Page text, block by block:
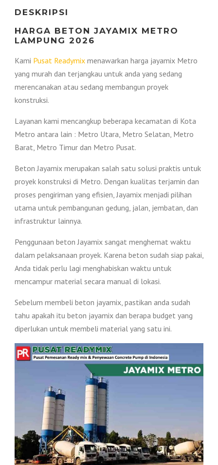
DESKRIPSI
HARGA BETON JAYAMIX METRO
LAMPUNG 2026
Kami Pusat Readymix menawarkan harga jayamix Metro
yang murah dan terjangkau untuk anda yang sedang
merencanakan atau sedang membangun proyek
konstruksi.
Layanan kami mencangkup beberapa kecamatan di Kota
Metro antara lain : Metro Utara, Metro Selatan, Metro
Barat, Metro Timur dan Metro Pusat.
Beton Jayamix merupakan salah satu solusi praktis untuk
proyek konstruksi di Metro. Dengan kualitas terjamin dan
proses pengiriman yang efisien, Jayamix menjadi pilihan
utama untuk pembangunan gedung, jalan, jembatan, dan
infrastruktur lainnya.
Penggunaan beton Jayamix sangat menghemat waktu
dalam pelaksanaan proyek. Karena beton sudah siap pakai,
Anda tidak perlu lagi menghabiskan waktu untuk
mencampur material secara manual di lokasi.
Sebelum membeli beton jayamix, pastikan anda sudah
tahu apakah itu beton jayamix dan berapa budget yang
diperlukan untuk membeli material yang satu ini.